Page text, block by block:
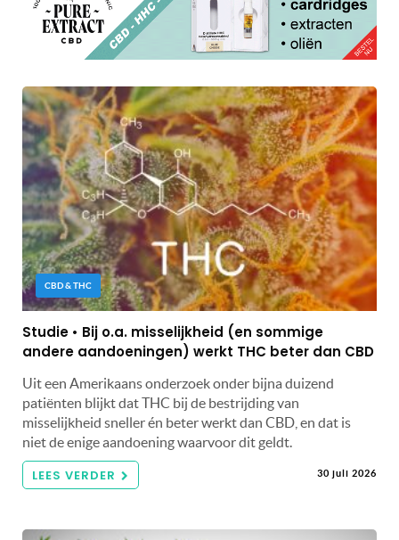
CBD & THC
Studie • Bij o.a. misselijkheid (en sommige
andere aandoeningen) werkt THC beter dan CBD
Uit een Amerikaans onderzoek onder bijna duizend
patiënten blijkt dat THC bij de bestrijding van
misselijkheid sneller én beter werkt dan CBD, en dat is
niet de enige aandoening waarvoor dit geldt.
LEES VERDER 30 juli 2026